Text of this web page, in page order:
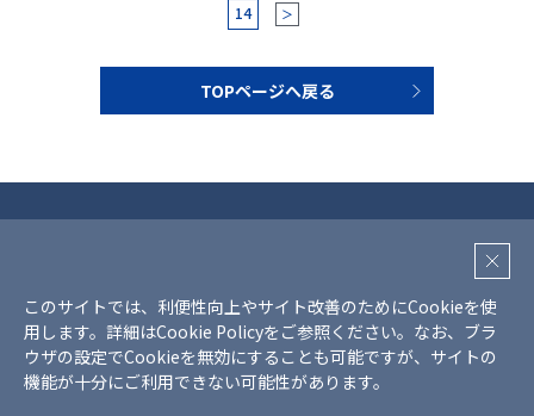
14
＞
TOPページへ戻る
SNS利用ガイドライン
サイトマップ
このサイトでは、利便性向上やサイト改善のためにCookieを使
用します。詳細はCookie Policyをご参照ください。 なお、ブラ
ウザの設定でCookieを無効にすることも可能ですが、サイトの
機能が十分にご利用できない可能性があります。